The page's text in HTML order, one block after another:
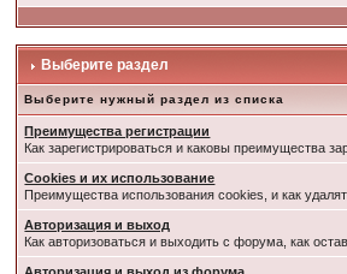
Выберите раздел
Выберите нужный раздел из списка
Преимущества регистрации
Как зарегистрироваться и каковы преимущества
Cookies и их использование
Преимущества использования cookies, и как
Авторизация и выход
Как авторизоваться и выходить с форума, как